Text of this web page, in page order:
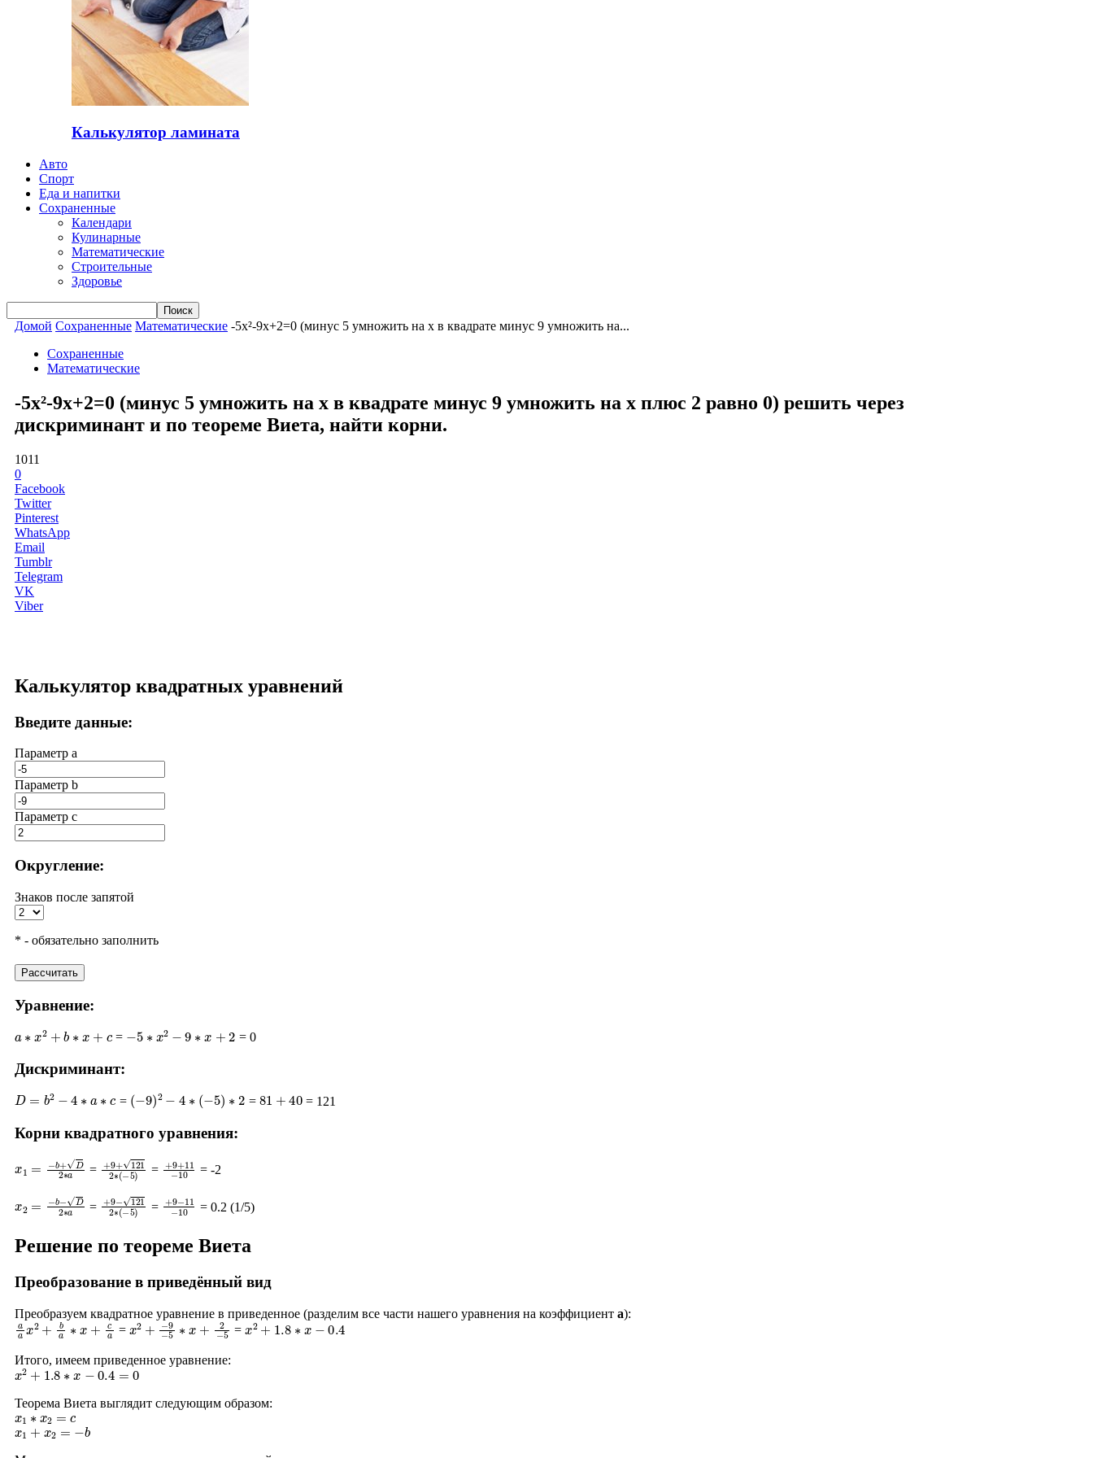
Калькулятор ламината
Авто
Спорт
Еда и напитки
Сохраненные
Календари
Кулинарные
Математические
Строительные
Здоровье
Домой Сохраненные Математические -5x²-9x+2=0 (минус 5 умножить на x в квадрате минус 9 умножить на...
Сохраненные
Математические
-5x²-9x+2=0 (минус 5 умножить на x в квадрате минус 9 умножить на x плюс 2 равно 0) решить через
дискриминант и по теореме Виета, найти корни.
1011
0
Facebook
Twitter
Pinterest
WhatsApp
Email
Tumblr
Telegram
VK
Viber
Калькулятор квадратных уравнений
Введите данные:
Параметр a
Параметр b
Параметр с
Округление:
Знаков после запятой
* - обязательно заполнить
Рассчитать
Уравнение:
2 b ∗ = 5∗ 2− ∗ = 0
Дискриминант:
D= 2− a = (− 9)2− ∗ −5 ∗ = 81 + 40 = 121
Корни квадратного уравнения:
+ D2∗ = + 9+ 121 (−5 )
= + 9+ 11 10
= -2
b−D2∗ = +9−121 (−5)
= +9−11 10
= 0.2 (1/5)
Решение по теореме Виета
Преобразование в приведённый вид
Преобразуем квадратное уравнение в приведенное (разделим все части нашего уравнения на коэффициент a):
aax2+ba∗x+ca = x2+
−9−5∗x+2−5 =x2+1.8∗x−0.4
Итого, имеем приведенное уравнение:
x2+1.8 ∗x−0.4=0
Теорема Виета выглядит следующим образом:
x1∗x2= c
x1 + x2 =− b